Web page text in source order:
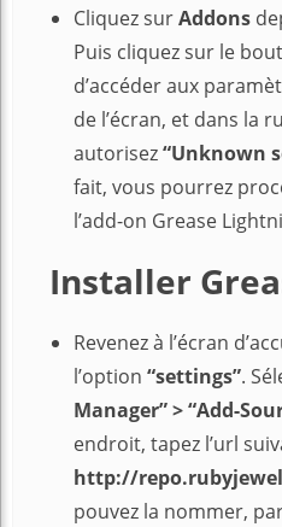
Cliquez surAddons
Puis cliquez sur le
d’accéder aux
de l’écran, et dans la
autorisez“Unknown
fait, vous pourrez
l’add-on Grease
Installer
Revenez à l’écran
l’option “settings”.
Manager” > “Add-
endroit, tapez l’url
http://
pouvez la nommer,